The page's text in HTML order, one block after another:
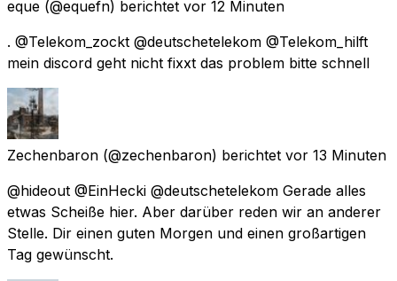
eque (@equefn) berichtet vor 12 Minuten
. @Telekom_zockt @deutschetelekom @Telekom_hilft
mein discord geht nicht fixxt das problem bitte schnell
Zechenbaron (@zechenbaron) berichtet vor 13 Minuten
@hideout @EinHecki @deutschetelekom Gerade alles
etwas Scheiße hier. Aber darüber reden wir an anderer
Stelle. Dir einen guten Morgen und einen großartigen
Tag gewünscht.